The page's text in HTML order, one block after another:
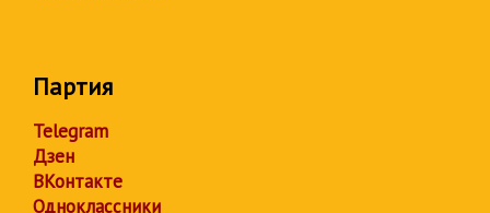
Партия
Telegram
Дзен
ВКонтакте
Одноклассники